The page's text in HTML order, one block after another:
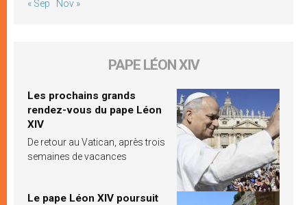
« Sep Nov »
PAPE LÉON XIV
Les prochains grands
rendez-vous du pape Léon
XIV
De retour au Vatican, après trois
semaines de vacances
Le pape Léon XIV poursuit